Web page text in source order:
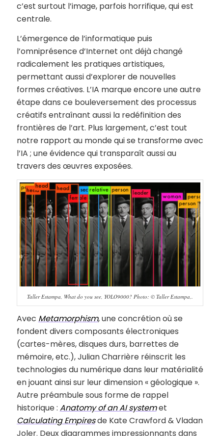
c’est surtout l’image, parfois horrifique, qui est
centrale.
L’émergence de l’informatique puis
l’omniprésence d’Internet ont déjà changé
radicalement les pratiques artistiques,
permettant aussi d’explorer de nouvelles
formes créatives. L’IA marque encore une autre
étape dans ce bouleversement des processus
créatifs entraînant aussi la redéfinition des
frontières de l’art. Plus largement, c’est tout
notre rapport au monde qui se transforme avec
l’IA ; une évidence qui transparaît aussi au
travers des œuvres exposées.
Taller Estampa, What do you see, YOLO9000? Photo: © Taller Estampa,.
Avec Metamorphism, une concrétion où se
fondent divers composants électroniques
(cartes-mères, disques durs, barrettes de
mémoire, etc.), Julian Charrière réinscrit les
technologies du numérique dans leur matérialité
en jouant ainsi sur leur dimension « géologique ».
Autre préambule sous forme de rappel
historique : Anatomy of an AI systemet
Calculating Empiresde Kate Crawford & Vladan
Joler. Deux diagrammes impressionnants dans